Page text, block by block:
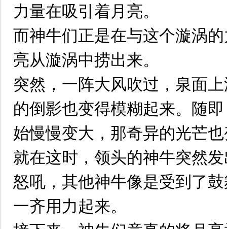
力量在吸引着月亮。
而神牛们正是在与这个漩涡
亮从漩涡中捞出来。
突然，一阵大风吹过，泉面
的倒影也变得模糊起来。随
始慢慢变大，那奇异的光芒
就在这时，领头的神牛突然
怒吼，其他神牛像是受到了
一齐用力起来。